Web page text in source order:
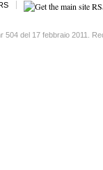
del 17 febbraio 2011.